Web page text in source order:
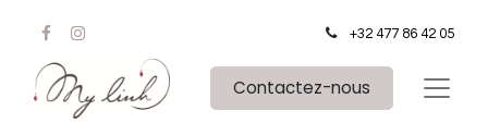
+32 477 86 42 05
Contactez-nous